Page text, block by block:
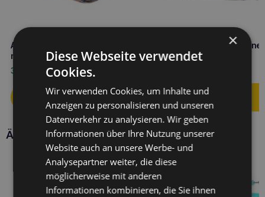
Amiplay infini Automatik-Leine
mit Gehege Safari M Leopard
33,60
Amiplay Verstellbare Leine
Samba L Schwarz
Ähnliche Produkte
×
Diese Webseite verwendet
Cookies.
Wir verwenden Cookies, um Inhalte und
Anzeigen zu personalisieren und unseren
Datenverkehr zu analysieren. Wir geben
Informationen über Ihre Nutzung unserer
Website auch an unsere Werbe- und
Analysepartner weiter, die diese
möglicherweise mit anderen
Informationen kombinieren, die Sie ihnen